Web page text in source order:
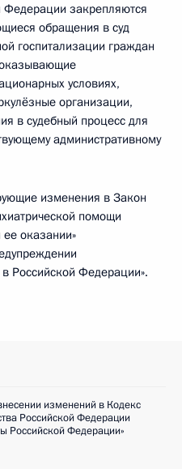
Федерации закрепляются
обращения в суд
госпитализации граждан
условиях,
организации,
в судебный процесс для
административному
изменения в Закон
помощи
оказании»
в Российской Федерации».
изменений в Кодекс
Российской Федерации
Российской Федерации»